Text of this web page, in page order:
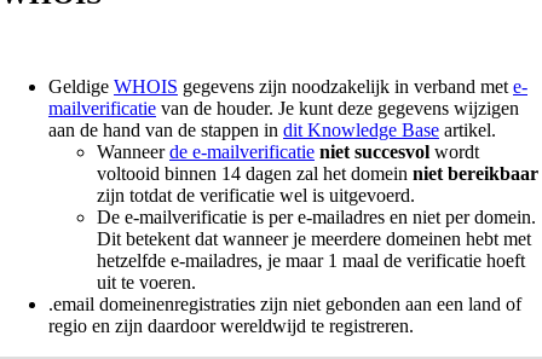
Geldige WHOIS gegevens zijn noodzakelijk in verband met e-
mailverificatie van de houder. Je kunt deze gegevens wijzigen
aan de hand van de stappen in dit Knowledge Base artikel.
Wanneerde e-mailverificatie niet succesvol wordt
voltooid binnen 14 dagen zal het domein niet bereikbaar
zijn totdat de verificatie wel is uitgevoerd.
De e-mailverificatie is per e-mailadres en niet per domein.
Dit betekent dat wanneer je meerdere domeinen hebt met
hetzelfde e-mailadres, je maar 1 maal de verificatie hoeft
uit te voeren.
.email domeinenregistraties zijn niet gebonden aan een land of
regio en zijn daardoor wereldwijd te registreren.